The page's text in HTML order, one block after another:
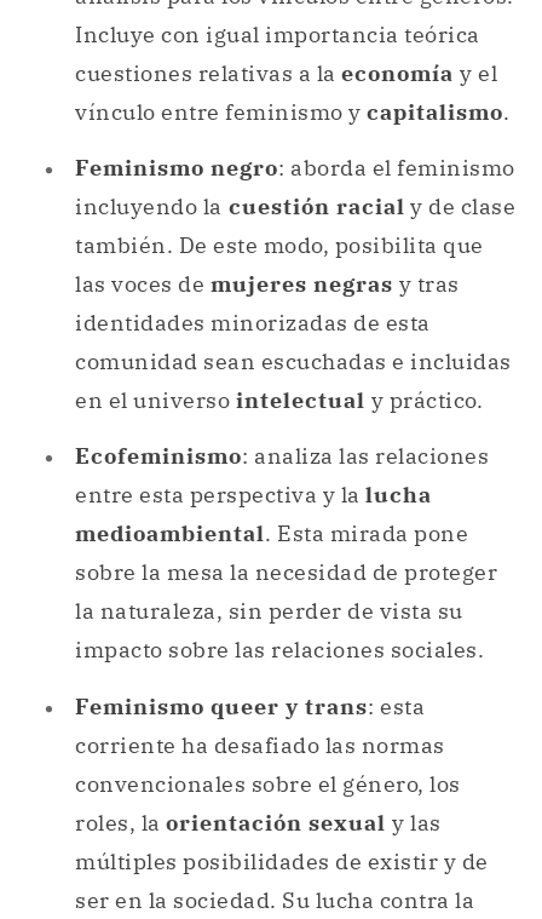
Incluye con igual importancia teórica
cuestiones relativas a la economía y el
vínculo entre feminismo y capitalismo.
Feminismo negro: aborda el feminismo
incluyendo la cuestión racial y de clase
también. De este modo, posibilita que
las voces de mujeres negras y tras
identidades minorizadas de esta
comunidad sean escuchadas e incluidas
en el universo intelectual y práctico.
Ecofeminismo: analiza las relaciones
entre esta perspectiva y la lucha
medioambiental. Esta mirada pone
sobre la mesa la necesidad de proteger
la naturaleza, sin perder de vista su
impacto sobre las relaciones sociales.
Feminismo queer y trans: esta
corriente ha desafiado las normas
convencionales sobre el género, los
roles, la orientación sexual y las
múltiples posibilidades de existir y de
ser en la sociedad. Su lucha contra la